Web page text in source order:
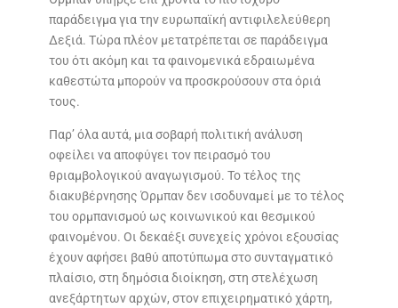
παράδειγμα για την ευρωπαϊκή αντιφιλελεύθερη
Δεξιά. Τώρα πλέον μετατρέπεται σε παράδειγμα
του ότι ακόμη και τα φαινομενικά εδραιωμένα
καθεστώτα μπορούν να προσκρούσουν στα όριά
τους.
Παρ’ όλα αυτά, μια σοβαρή πολιτική ανάλυση
οφείλει να αποφύγει τον πειρασμό του
θριαμβολογικού αναγωγισμού. Το τέλος της
διακυβέρνησης Όρμπαν δεν ισοδυναμεί με το τέλος
του ορμπανισμού ως κοινωνικού και θεσμικού
φαινομένου. Οι δεκαέξι συνεχείς χρόνοι εξουσίας
έχουν αφήσει βαθύ αποτύπωμα στο συνταγματικό
πλαίσιο, στη δημόσια διοίκηση, στη στελέχωση
ανεξάρτητων αρχών, στον επιχειρηματικό χάρτη,